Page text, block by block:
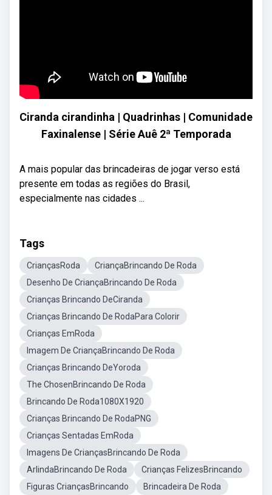
Ciranda cirandinha | Quadrinhas | Comunidade
Faxinalense | Série Auê 2ª Temporada
A mais popular das brincadeiras de jogar verso está
presente em todas as regiões do Brasil,
especialmente nas cidades ...
Tags
CriançasRoda
CriançaBrincando De Roda
Desenho De CriançaBrincando De Roda
Crianças Brincando DeCiranda
Crianças Brincando De RodaPara Colorir
Crianças EmRoda
Imagem De CriançaBrincando De Roda
Crianças Brincando DeYoroda
The ChosenBrincando De Roda
Brincando De Roda1080X1920
Crianças Brincando De RodaPNG
Crianças Sentadas EmRoda
Imagens De CriançasBrincando De Roda
ArlindaBrincando De Roda
Crianças FelizesBrincando
Figuras CriançasBrincando
Brincadeira De Roda